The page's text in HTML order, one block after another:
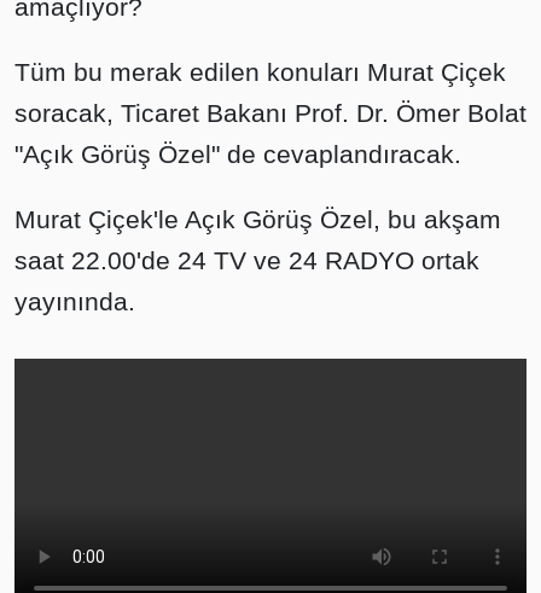
amaçlıyor?
Tüm bu merak edilen konuları Murat Çiçek
soracak, Ticaret Bakanı Prof. Dr. Ömer Bolat
"Açık Görüş Özel" de cevaplandıracak.
Murat Çiçek'le Açık Görüş Özel, bu akşam
saat 22.00'de 24 TV ve 24 RADYO ortak
yayınında.